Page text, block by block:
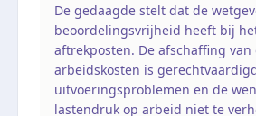
De gedaagde stelt dat de
beoordelingsvrijheid heeft bij
aftrekposten. De afschaffing van
arbeidskosten is
uitvoeringsproblemen en de
lastendruk op arbeid niet te